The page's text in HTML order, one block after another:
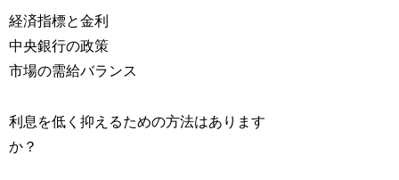
経済指標と金利
中央銀行の政策
市場の需給バランス
利息を低く抑えるための方法はあります
か？